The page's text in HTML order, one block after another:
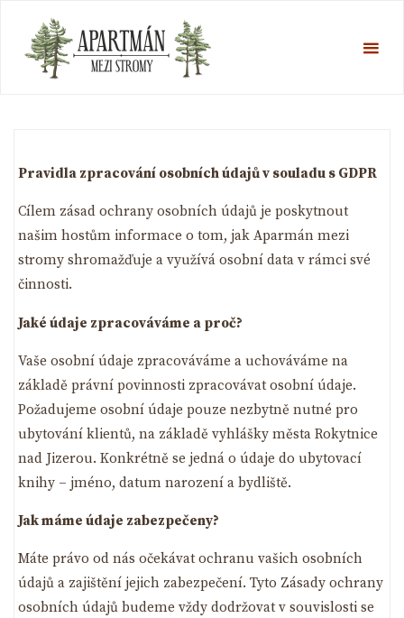
content
GDPR
Pravidla zpracování osobních údajů v souladu s GDPR
Cílem zásad ochrany osobních údajů je poskytnout
našim hostům informace o tom, jak Aparmán mezi
stromy shromažďuje a využívá osobní data v rámci své
činnosti.
Jaké údaje zpracováváme a proč?
Vaše osobní údaje zpracováváme a uchováváme na
základě právní povinnosti zpracovávat osobní údaje.
Požadujeme osobní údaje pouze nezbytně nutné pro
ubytování klientů, na základě vyhlášky města Rokytnice
nad Jizerou. Konkrétně se jedná o údaje do ubytovací
knihy – jméno, datum narození a bydliště.
Jak máme údaje zabezpečeny?
Máte právo od nás očekávat ochranu vašich osobních
údajů a zajištění jejich zabezpečení. Tyto Zásady ochrany
osobních údajů budeme vždy dodržovat v souvislosti se